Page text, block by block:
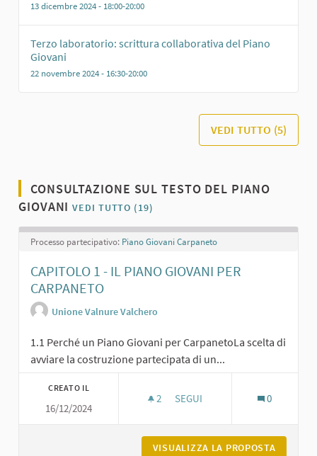
13 dicembre 2024 - 18:00-20:00
Terzo laboratorio: scrittura collaborativa del Piano
Giovani
22 novembre 2024 - 16:30-20:00
VEDI TUTTO (5)
CONSULTAZIONE SUL TESTO DEL PIANO
GIOVANIVEDI TUTTO (19)
Processo partecipativo: Piano Giovani Carpaneto
CAPITOLO 1 - IL PIANO GIOVANI PER
CARPANETO
Unione Valnure Valchero
1.1 Perché un Piano Giovani per CarpanetoLa scelta di
avviare la costruzione partecipata di un...
CREATO IL
16/12/2024
2 2 SOSTENITORI
SEGUI 0
VISUALIZZA LA PROPOSTA